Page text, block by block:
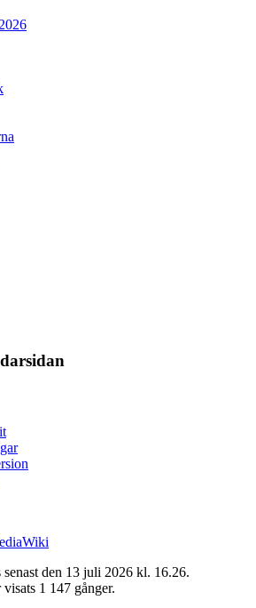
senast den 13 juli 2026 kl. 16.26.
1 147 gånger.